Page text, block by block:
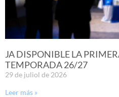
JA DISPONIBLE LA
TEMPORADA 26/27
29 de juliol de 2026
Leer más »